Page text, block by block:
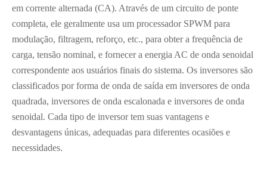
em corrente alternada (CA). Através de um circuito de ponte
completa, ele geralmente usa um processador SPWM para
modulação, filtragem, reforço, etc., para obter a frequência de
carga, tensão nominal, e fornecer a energia AC de onda senoidal
correspondente aos usuários finais do sistema. Os inversores são
classificados por forma de onda de saída em inversores de onda
quadrada, inversores de onda escalonada e inversores de onda
senoidal. Cada tipo de inversor tem suas vantagens e
desvantagens únicas, adequadas para diferentes ocasiões e
necessidades.